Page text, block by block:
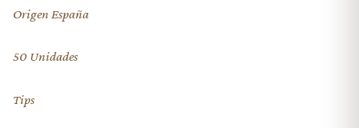
Origen España
50 Unidades
Tips